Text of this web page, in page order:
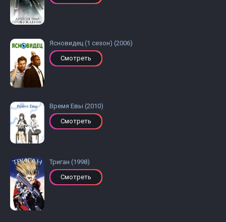
Ясновидец (1 сезон) (2006)
Смотреть
Время Евы (2010)
Смотреть
Триган (1998)
Смотреть